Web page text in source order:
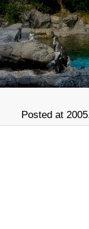
Posted at